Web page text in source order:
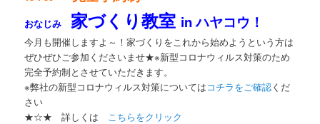
おなじみ 家づくり教室 in ハヤコウ！
今月も開催しますよ～！家づくりをこれから始めようという方は
ぜひぜひご参加くださいませ★※新型コロナウィルス対策のため
完全予約制とさせていただきます。
※弊社の新型コロナウィルス対策についてはコチラをご確認くだ
さい
★☆★ 詳しくは
こちらをクリック